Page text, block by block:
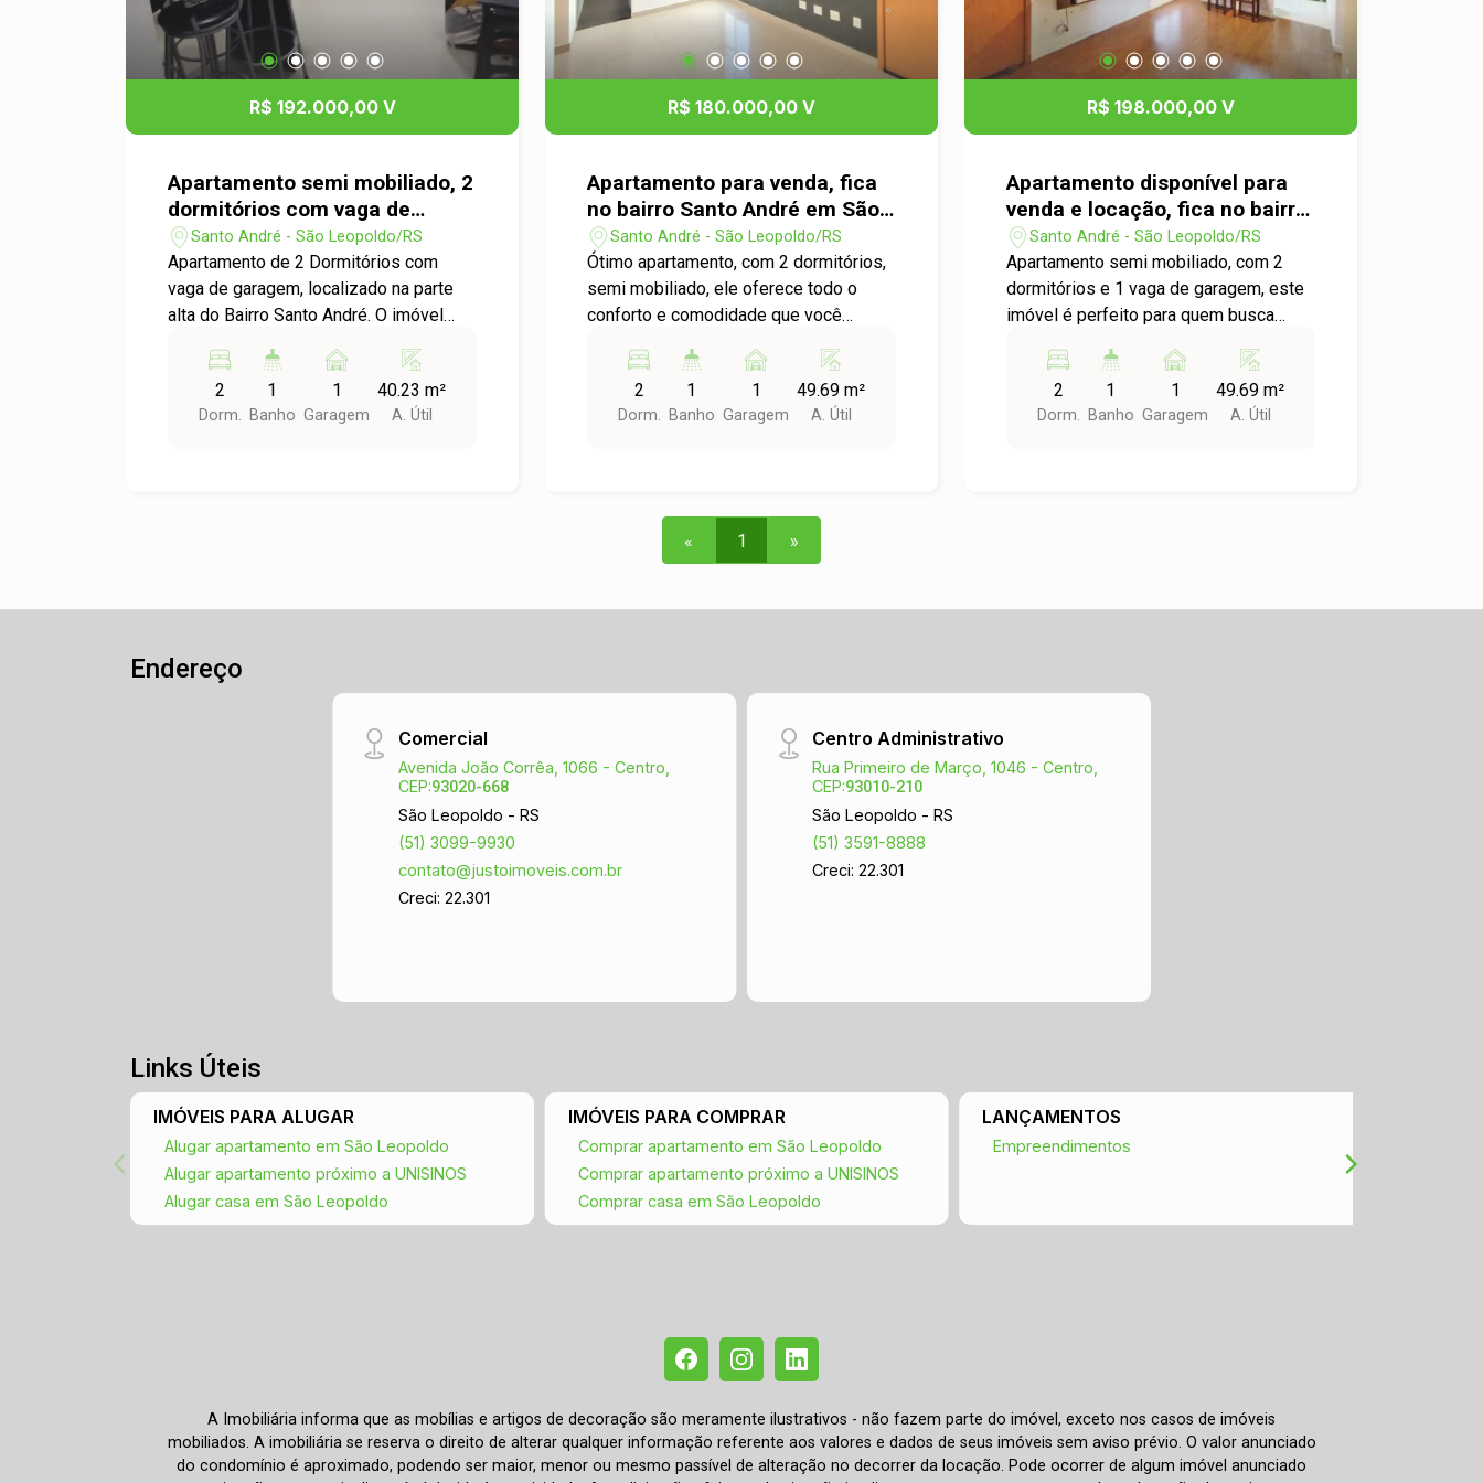
no bairro Santo André, em uma área
tranquila e bem servida de comércio e
serviços, proporcionando facilidade de
acesso e conveniência.
R$ 192.000,00 V
Apartamento semi mobiliado, 2
dormitórios com vaga de
garagem, condomínio com
infra completa, inclusive
portaria 24hr, no Bairro Santo
André.
Santo André - São Leopoldo/RS
Apartamento de 2 Dormitórios com
vaga de garagem, localizado na parte
alta do Bairro Santo André. O imóvel
exclusiva e está situado em um
condomínio que oferece infraestrutura
completa para seu conforto e
2
Dorm.
1
Banho
1
Garagem
40.23 m²
A. Útil
R$ 180.000,00 V
Apartamento para venda, fica
no bairro Santo André em São
Leopoldo
Santo André - São Leopoldo/RS
Ótimo apartamento, com 2 dormitórios,
semi mobiliado, ele oferece todo o
conforto e comodidade que você
de 49,69m², proporcionando um espaço
amplo e bem distribuído. Além disso,
conta com 1 vaga de garagem,
diversos comércios, escolas, hospitais
dia a dia. Não perca essa oportunidade
esse apartamento incrível!
2
Dorm.
1
Banho
1
Garagem
49.69 m²
A. Útil
R$ 198.000,00 V
Apartamento disponível para
venda e locação, fica no bairro
Santo André em São Leopoldo!
Santo André - São Leopoldo/RS
Apartamento semi mobiliado, com 2
dormitórios e 1 vaga de garagem, este
imóvel é perfeito para quem busca
útil de 49,69m², este apartamento conta
com uma excelente distribuição de
espaço, proporcionando um ambiente
principais vias da cidade é fácil e
e agende uma visita!
2
Dorm.
1
Banho
1
Garagem
49.69 m²
A. Útil
« 1 »
Endereço
Comercial
Avenida João Corrêa, 1066 - Centro,
CEP:93020-668
São Leopoldo - RS
(51) 3099-9930
contato@justoimoveis.com.br
Creci: 22.301
Centro Administrativo
Rua Primeiro de Março, 1046 - Centro,
CEP:93010-210
São Leopoldo - RS
(51) 3591-8888
Creci: 22.301
Links Úteis
IMÓVEIS PARA ALUGAR
Alugar apartamento em São Leopoldo
Alugar apartamento próximo a UNISINOS
Alugar casa em São Leopoldo
IMÓVEIS PARA COMPRAR
Comprar apartamento em São Leopoldo
Comprar apartamento próximo a UNISINOS
Comprar casa em São Leopoldo
LANÇAMENTOS
Empreendimentos
A Imobiliária informa que as mobílias e artigos de decoração são meramente ilustrativos - não fazem parte do imóvel, exceto nos casos de imóveis
mobiliados. A imobiliária se reserva o direito de alterar qualquer informação referente aos valores e dados de seus imóveis sem aviso prévio. O valor anunciado
do condomínio é aproximado, podendo ser maior, menor ou mesmo passível de alteração no decorrer da locação. Pode ocorrer de algum imóvel anunciado